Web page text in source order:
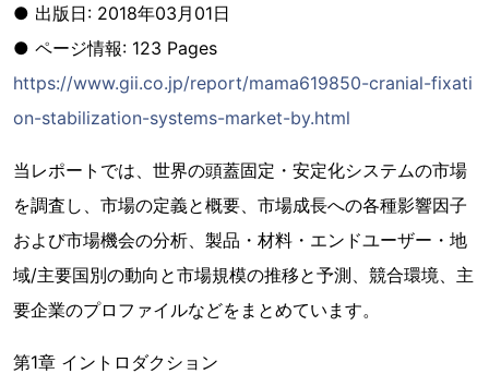
● 出版日: 2018年03月01日
● ページ情報: 123 Pages
https://www.gii.co.jp/report/mama619850-cranial-fixati
on-stabilization-systems-market-by.html
当レポートでは、世界の頭蓋固定・安定化システムの市場
を調査し、市場の定義と概要、市場成長への各種影響因子
および市場機会の分析、製品・材料・エンドユーザー・地
域/主要国別の動向と市場規模の推移と予測、競合環境、主
要企業のプロファイルなどをまとめています。
第1章 イントロダクション